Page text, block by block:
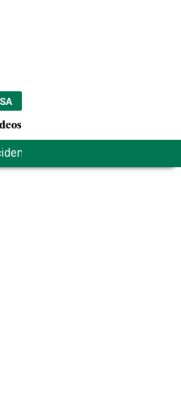
Los Ríos